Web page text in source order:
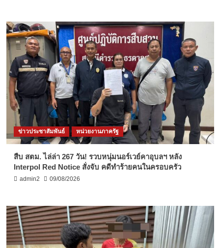
ข่าวประชาสัมพันธ์ หน่วยงานภาครัฐ
สืบ สตม. ไล่ล่า 267 วัน! รวบหนุ่มนอร์เวย์คาอุบลฯ หลัง
Interpol Red Notice สั่งจับ คดีทำร้ายคนในครอบครัว
admin2 09/08/2026